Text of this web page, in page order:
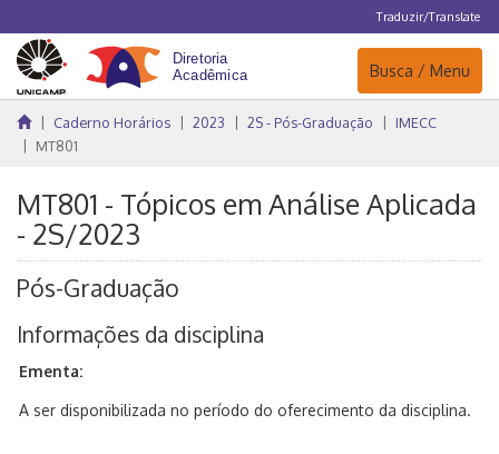
Traduzir/Translate
Navegação
Busca / Menu
Caderno Horários 2023 2S - Pós-Graduação
IMECC
MT801
MT801 - Tópicos em Análise Aplicada
- 2S/2023
Pós-Graduação
Informações da disciplina
Ementa:
A ser disponibilizada no período do oferecimento da disciplina.